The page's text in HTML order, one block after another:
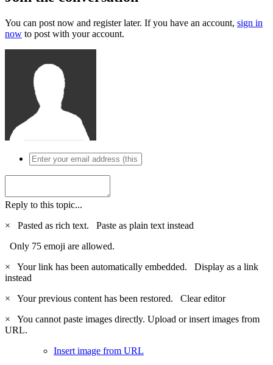
You can post now and register later. If you have an account, sign in
now to post with your account.
Reply to this topic...
×
Pasted as rich text. Paste as plain text instead
Only 75 emoji are allowed.
×
Your link has been automatically embedded. Display as a link
instead
×
Your previous content has been restored. Clear editor
×
You cannot paste images directly. Upload or insert images from
URL.
Insert image from URL